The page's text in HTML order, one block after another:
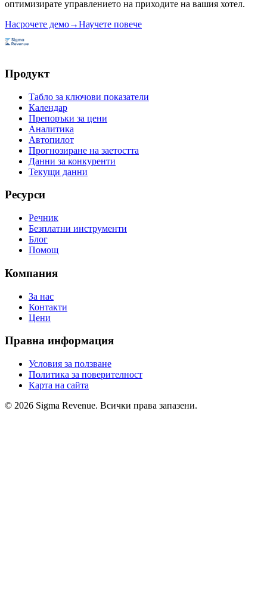
оптимизирате управлението на приходите на вашия хотел.
Насрочете демо→Научете повече
Продукт
Табло за ключови показатели
Календар
Препоръки за цени
Аналитика
Автопилот
Прогнозиране на заетостта
Данни за конкуренти
Текущи данни
Ресурси
Речник
Безплатни инструменти
Блог
Помощ
Компания
За нас
Контакти
Цени
Правна информация
Условия за ползване
Политика за поверителност
Карта на сайта
© 2026 Sigma Revenue. Всички права запазени.